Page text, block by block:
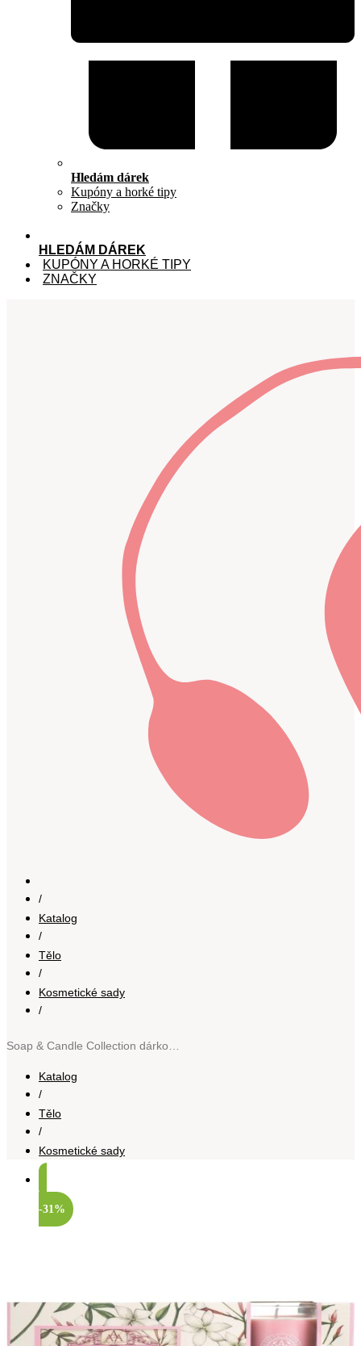
Hledám dárek
Kupóny a horké tipy
Značky
HLEDÁM DÁREK
KUPÓNY A HORKÉ TIPY
ZNAČKY
/
Katalog
/
Tělo
/
Kosmetické sady
/
Katalog
/
Tělo
/
Kosmetické sady
-31%